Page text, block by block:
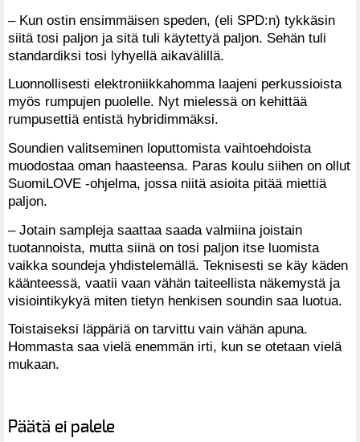
– Kun ostin ensimmäisen speden, (eli SPD:n) tykkäsin
siitä tosi paljon ja sitä tuli käytettyä paljon. Sehän tuli
standardiksi tosi lyhyellä aikavälillä.
Luonnollisesti elektroniikkahomma laajeni perkussioista
myös rumpujen puolelle. Nyt mielessä on kehittää
rumpusettiä entistä hybridimmäksi.
Soundien valitseminen loputtomista vaihtoehdoista
muodostaa oman haasteensa. Paras koulu siihen on ollut
SuomiLOVE -ohjelma, jossa niitä asioita pitää miettiä
paljon.
– Jotain sampleja saattaa saada valmiina joistain
tuotannoista, mutta siinä on tosi paljon itse luomista
vaikka soundeja yhdistelemällä. Teknisesti se käy käden
käänteessä, vaatii vaan vähän taiteellista näkemystä ja
visiointikykyä miten tietyn henkisen soundin saa luotua.
Toistaiseksi läppäriä on tarvittu vain vähän apuna.
Hommasta saa vielä enemmän irti, kun se otetaan vielä
mukaan.
Päätä ei palele